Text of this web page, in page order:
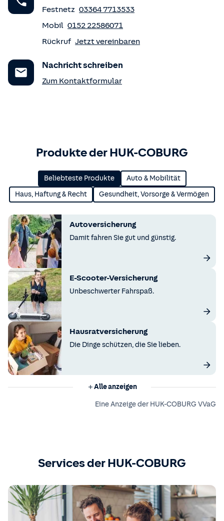
Festnetz 03364 7713533
Mobil 0152 22586071
Rückruf Jetzt vereinbaren
Nachricht schreiben
Zum Kontaktformular
Produkte der HUK-COBURG
Beliebteste Produkte Auto & Mobilität
Haus, Haftung & Recht Gesundheit, Vorsorge & Vermögen
Autoversicherung
Damit fahren Sie gut und günstig.
E-Scooter-Versicherung
Unbeschwerter Fahrspaß.
Hausratversicherung
Die Dinge schützen, die Sie lieben.
Alle anzeigen
Eine Anzeige der HUK-COBURG VVaG
Services der HUK-COBURG